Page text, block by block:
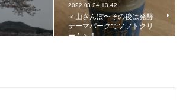
2022.03.24 13:42
＜山さんぽ〜その後は発酵
テーマパークでソフトクリ
ーム＞！